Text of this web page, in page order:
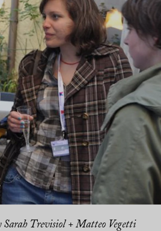
Trevisiol + Matteo Vegetti